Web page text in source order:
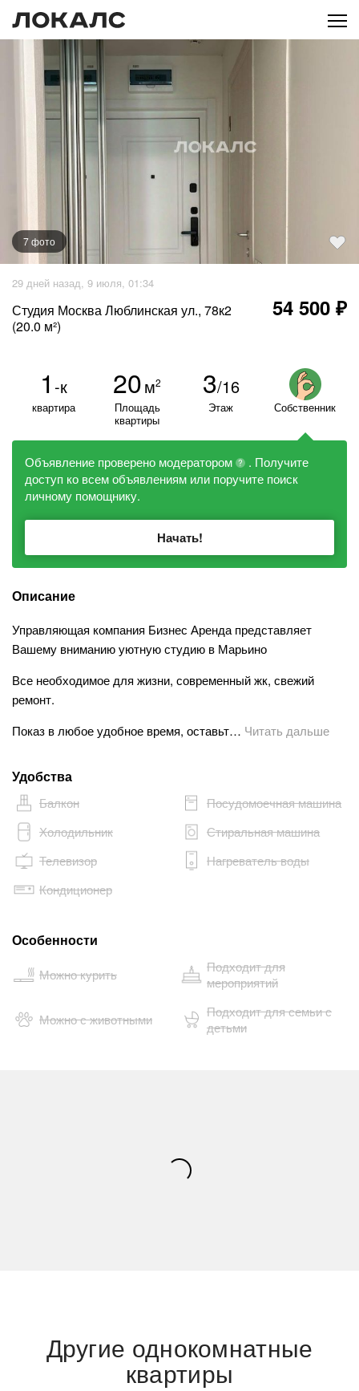
7фото
29 дней назад, 9 июля, 01:34
Студия Москва Люблинская ул., 78к2
(20.0 м²)
54 500 ₽
1 -к
квартира
20м2
Площадь
квартиры
3/16
Этаж Собственник
Объявление проверено модератором ?
. Получите
доступ ко всем объявлениям или поручите поиск
личному помощнику.
Начать!
Описание
Управляющая компания Бизнес Аренда представляет
Вашему вниманию уютную студию в Марьино
Все необходимое для жизни, современный жк, свежий
ремонт.
Показ в любое удобное время, оставьт… Читать дальше
Удобства
Балкон
Посудомоечная машина
Холодильник
Стиральная машина
Телевизор
Нагреватель воды
Кондиционер
Особенности
Можно курить
Подходит для
мероприятий
Можно с животными
Подходит для семьи с
детьми
Другие однокомнатные
квартиры